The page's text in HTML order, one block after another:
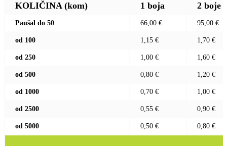
KOLIČINA (kom) 1 boja 2 boje
Paušal do 50 66,00 € 95,00 €
od 100 1,15 € 1,70 €
od 250 1,00 € 1,60 €
od 500 0,80 € 1,20 €
od 1000 0,70 € 1,00 €
od 2500 0,55 € 0,90 €
od 5000 0,50 € 0,80 €